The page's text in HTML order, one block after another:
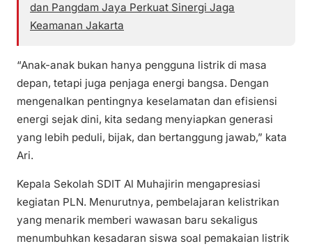
dan Pangdam Jaya Perkuat Sinergi Jaga
Keamanan Jakarta
“Anak-anak bukan hanya pengguna listrik di masa
depan, tetapi juga penjaga energi bangsa. Dengan
mengenalkan pentingnya keselamatan dan efisiensi
energi sejak dini, kita sedang menyiapkan generasi
yang lebih peduli, bijak, dan bertanggung jawab,” kata
Ari.
Kepala Sekolah SDIT Al Muhajirin mengapresiasi
kegiatan PLN. Menurutnya, pembelajaran kelistrikan
yang menarik memberi wawasan baru sekaligus
menumbuhkan kesadaran siswa soal pemakaian listrik